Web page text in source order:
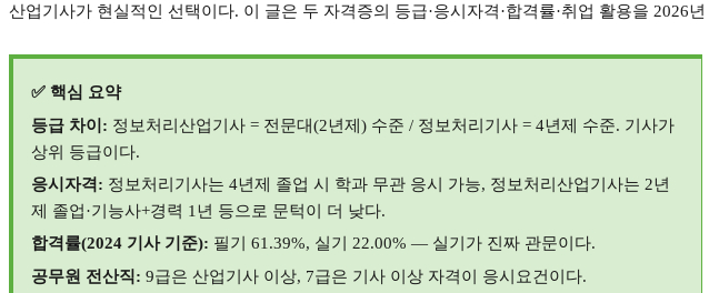
산업기사가 현실적인 선택이다. 이 글은 두 자격증의 등급·응시자격·합격률·취업 활용을 2026
✅ 핵심 요약
등급 차이 : 정보처리산업기사 = 전문대(2년제 ) 수준 / 정보처리기사 = 4년제 수준. 기사가
상위 등급이다.
응시자격: 정보처리기사는 4년제 졸업 시 학과 무관 응시 가능, 정보처리산업기사는 2년
제 졸업·기능사+경력 1 년 등으로 문턱이 더 낮다.
합격률(2024 기사 기준): 필기 61.39%, 실기 22.00% — 실기가 진짜 관문이다.
공무원 전산직: 9급은 산업기사 이상, 7급은 기사 이상 자격이 응시요건이다.